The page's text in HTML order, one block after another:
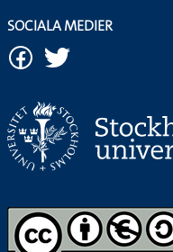
SOCIALA MEDIER